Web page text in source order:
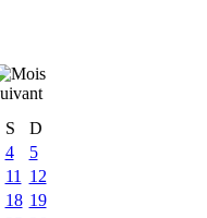
S
D
4
5
11
12
18 19